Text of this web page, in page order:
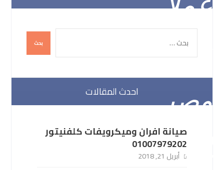
احدث المقالات
صيانة افران وميكرويفات كلفنيتور
01007979202
أبريل 21, 2018